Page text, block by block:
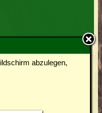
abzulegen,